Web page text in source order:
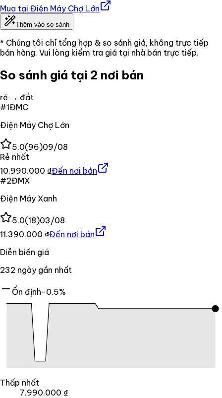
Mua tại Điện Máy Chợ Lớn
Thêm vào so sánh
* Chúng tôi chỉ tổng hợp & so sánh giá, không trực tiếp
bán hàng. Vui lòng kiểm tra giá tại nhà bán trực tiếp.
So sánh giá tại 2 nơi bán
rẻ → đắt
#1ĐMC
Điện Máy Chợ Lớn
5.0(96)09/08
Rẻ nhất
10.990.000 ₫Đến nơi bán
#2ĐMX
Điện Máy Xanh
5.0(18)03/08
11.390.000 ₫Đến nơi bán
Diễn biến giá
232 ngày gần nhất
Ổn định-0.5%
Thấp nhất
7.990.000 ₫